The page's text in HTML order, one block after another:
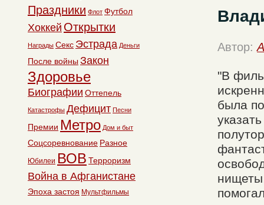
Автор:
"В
была
Праздники Флот Футбол
Хоккей Открытки
Награды Секс Эстрада Деньги
После войны Закон
Здоровье
Биографии Оттепель
Катастрофы Дефицит Песни
Премии Метро Дом и быт
Соцсоревнование Разное
Юбилеи ВОВ Терроризм
Война в Афганистане
Эпоха застоя Мультфильмы